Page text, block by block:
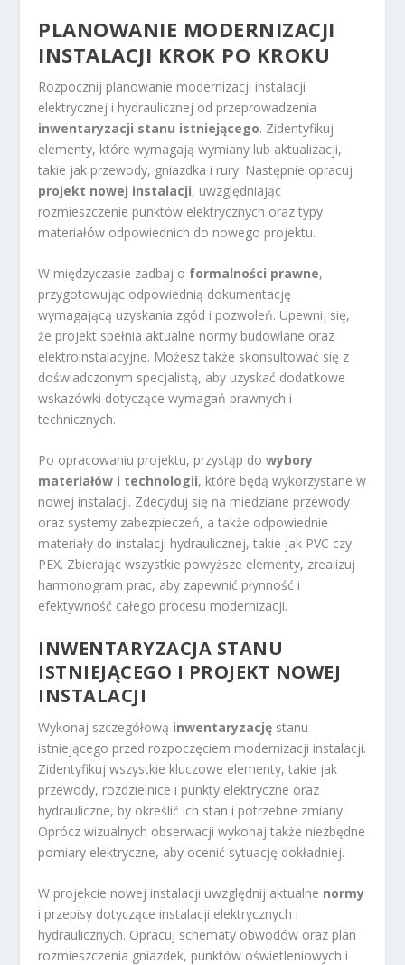
PLANOWANIE MODERNIZACJI
INSTALACJI KROK PO KROKU
Rozpocznij planowanie modernizacji instalacji
elektrycznej i hydraulicznej od przeprowadzenia
inwentaryzacji stanu istniejącego. Zidentyfikuj
elementy, które wymagają wymiany lub aktualizacji,
takie jak przewody, gniazdka i rury. Następnie opracuj
projekt nowej instalacji, uwzględniając
rozmieszczenie punktów elektrycznych oraz typy
materiałów odpowiednich do nowego projektu.
W międzyczasie zadbaj o formalności prawne,
przygotowując odpowiednią dokumentację
wymagającą uzyskania zgód i pozwoleń. Upewnij się,
że projekt spełnia aktualne normy budowlane oraz
elektroinstalacyjne. Możesz także skonsultować się z
doświadczonym specjalistą, aby uzyskać dodatkowe
wskazówki dotyczące wymagań prawnych i
technicznych.
Po opracowaniu projektu, przystąp dowybory
materiałów i technologii, które będą wykorzystane w
nowej instalacji. Zdecyduj się na miedziane przewody
oraz systemy zabezpieczeń, a także odpowiednie
materiały do instalacji hydraulicznej, takie jak PVC czy
PEX. Zbierając wszystkie powyższe elementy, zrealizuj
harmonogram prac, aby zapewnić płynność i
efektywność całego procesu modernizacji.
INWENTARYZACJA STANU
ISTNIEJĄCEGO I PROJEKT NOWEJ
INSTALACJI
Wykonaj szczegółową inwentaryzację stanu
istniejącego przed rozpoczęciem modernizacji instalacji.
Zidentyfikuj wszystkie kluczowe elementy, takie jak
przewody, rozdzielnice i punkty elektryczne oraz
hydrauliczne, by określić ich stan i potrzebne zmiany.
Oprócz wizualnych obserwacji wykonaj także niezbędne
pomiary elektryczne, aby ocenić sytuację dokładniej.
W projekcie nowej instalacji uwzględnij aktualne normy
i przepisy dotyczące instalacji elektrycznych i
hydraulicznych. Opracuj schematy obwodów oraz plan
rozmieszczenia gniazdek, punktów oświetleniowych i